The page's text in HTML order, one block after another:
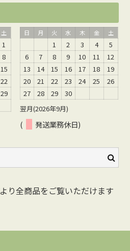
土
1
8
15
22
29
翌月(2026年9月)
日 月 火 水 木 金 土
1 2 3 4
5
6
7 8 9 10 11
12
13
14 15 16 17 18
19
20
21 22 23 24 25
26
27
28 29 30
( 発送業務休日)
より全商品をご覧いただけます